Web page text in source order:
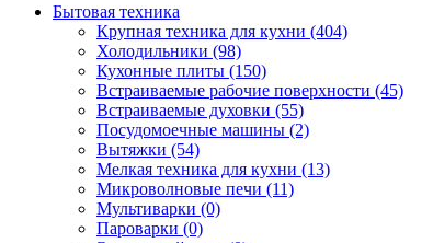
Бытовая техника
Крупная техника для кухни (404)
Холодильники (98)
Кухонные плиты (150)
Встраиваемые рабочие поверхности (45)
Встраиваемые духовки (55)
Посудомоечные машины (2)
Вытяжки (54)
Мелкая техника для кухни (13)
Микроволновые печи (11)
Мультиварки (0)
Пароварки (0)